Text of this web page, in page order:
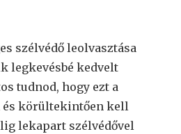
szélvédő leolvasztása
legkevésbé kedvelt
tudnod, hogy ezt a
és körültekintően kell
lekapart szélvédővel